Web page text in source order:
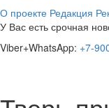
О проекте Редакция
У Вас есть срочная
Viber+WhatsApp: +7-